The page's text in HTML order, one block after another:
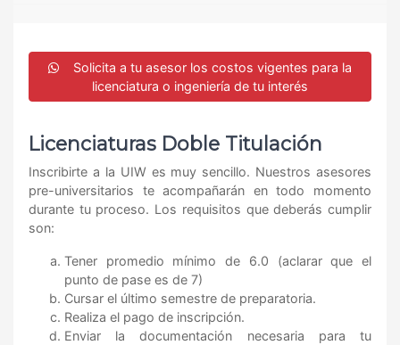
Solicita a tu asesor los costos vigentes para la
licenciatura o ingeniería de tu interés
Licenciaturas Doble Titulación
Inscribirte a la UIW es muy sencillo. Nuestros asesores
pre-universitarios te acompañarán en todo momento
durante tu proceso. Los requisitos que deberás cumplir
son:
Tener promedio mínimo de 6.0 (aclarar que el
punto de pase es de 7)
Cursar el último semestre de preparatoria.
Realiza el pago de inscripción.
Enviar la documentación necesaria para tu